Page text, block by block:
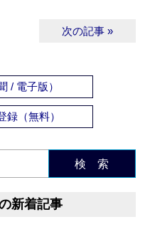
次の記事 »
/ 電子版）
録（無料）
検 索
新着記事